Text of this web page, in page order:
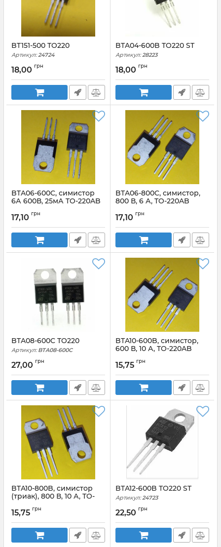
BT151-500 TO220
Артикул: 24724
18,00 грн
BTA04-600B TO220 ST
Артикул: 28223
18,00 грн
BTA06-600C, симистор
6А 600В, 25мА TO-220AB
17,10 грн
BTA06-800C, симистор,
800 В, 6 А, TO-220AB
17,10 грн
BTA08-600C TO220
Артикул: BTA08-600C
27,00 грн
BTA10-600B, симистор,
600 В, 10 А, TO-220AB
15,75 грн
BTA10-800B, симистор
(триак), 800 В, 10 А, TO-
15,75 грн
BTA12-600B TO220 ST
Артикул: 24723
22,50 грн